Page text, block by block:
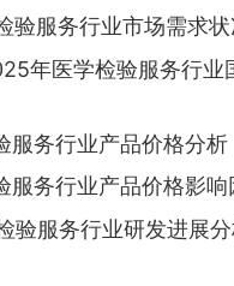
验服务行业市场需求
年医学检验服务行业
服务行业产品价格分析
服务行业产品价格影响
验服务行业研发进展